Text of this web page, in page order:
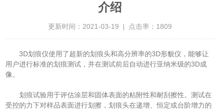
介绍
更新时间：2021-03-19 | 点击率：1809
3D划痕仪使用了超新的划痕头和高分辨率的3D形貌仪，能够让
用户进行标准的划痕测试，并在测试前后自动进行亚纳米级的3D成
像。
划痕试验用于评估涂层和固体表面的粘附性和耐刮擦性。测试在
受控的力下对样品表面进行划擦，划痕头在递增、恒定或台阶增力的